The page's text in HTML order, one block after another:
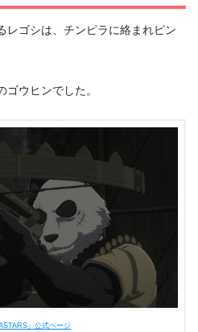
レゴシは、チンピラに絡まれピン
ウヒンでした。
』公式ページ